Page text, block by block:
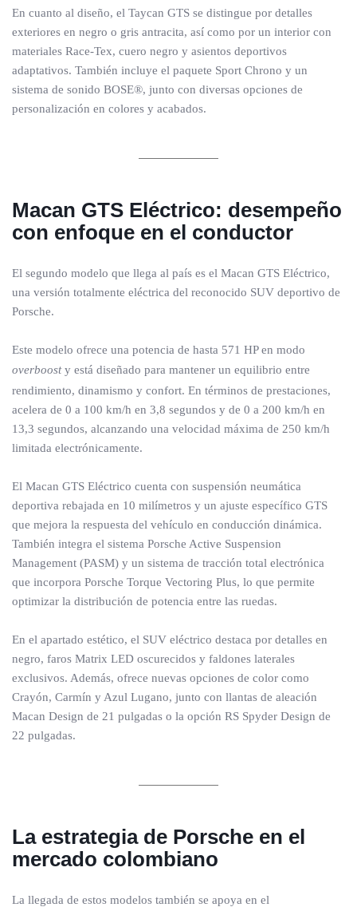
En cuanto al diseño, el Taycan GTS se distingue por detalles
exteriores en negro o gris antracita, así como por un interior con
materiales Race-Tex, cuero negro y asientos deportivos
adaptativos. También incluye el paquete Sport Chrono y un
sistema de sonido BOSE®, junto con diversas opciones de
personalización en colores y acabados.
Macan GTS Eléctrico: desempeño
con enfoque en el conductor
El segundo modelo que llega al país es el Macan GTS Eléctrico,
una versión totalmente eléctrica del reconocido SUV deportivo de
Porsche.
Este modelo ofrece una potencia de hasta 571 HP en modo
overboosty está diseñado para mantener un equilibrio entre
rendimiento, dinamismo y confort. En términos de prestaciones,
acelera de 0 a 100 km/h en 3,8 segundos y de 0 a 200 km/h en
13,3 segundos, alcanzando una velocidad máxima de 250 km/h
limitada electrónicamente.
El Macan GTS Eléctrico cuenta con suspensión neumática
deportiva rebajada en 10 milímetros y un ajuste específico GTS
que mejora la respuesta del vehículo en conducción dinámica.
También integra el sistema Porsche Active Suspension
Management (PASM) y un sistema de tracción total electrónica
que incorpora Porsche Torque Vectoring Plus, lo que permite
optimizar la distribución de potencia entre las ruedas.
En el apartado estético, el SUV eléctrico destaca por detalles en
negro, faros Matrix LED oscurecidos y faldones laterales
exclusivos. Además, ofrece nuevas opciones de color como
Crayón, Carmín y Azul Lugano, junto con llantas de aleación
Macan Design de 21 pulgadas o la opción RS Spyder Design de
22 pulgadas.
La estrategia de Porsche en el
mercado colombiano
La llegada de estos modelos también se apoya en el